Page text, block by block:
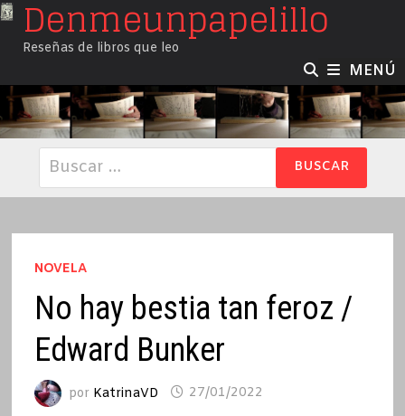
SaltarDenmeunpapelillo
Reseñas de libros que leo
MENÚ
Buscar:
NOVELA
No hay bestia tan feroz /
Edward Bunker
por KatrinaVD 27/01/2022